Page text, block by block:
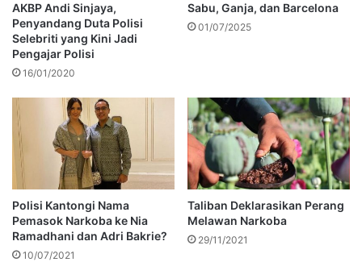
AKBP Andi Sinjaya,
Penyandang Duta Polisi
Selebriti yang Kini Jadi
Pengajar Polisi
16/01/2020
Sabu, Ganja, dan Barcelona
01/07/2025
Polisi Kantongi Nama
Pemasok Narkoba ke Nia
Ramadhani dan Adri Bakrie?
10/07/2021
Taliban Deklarasikan Perang
Melawan Narkoba
29/11/2021